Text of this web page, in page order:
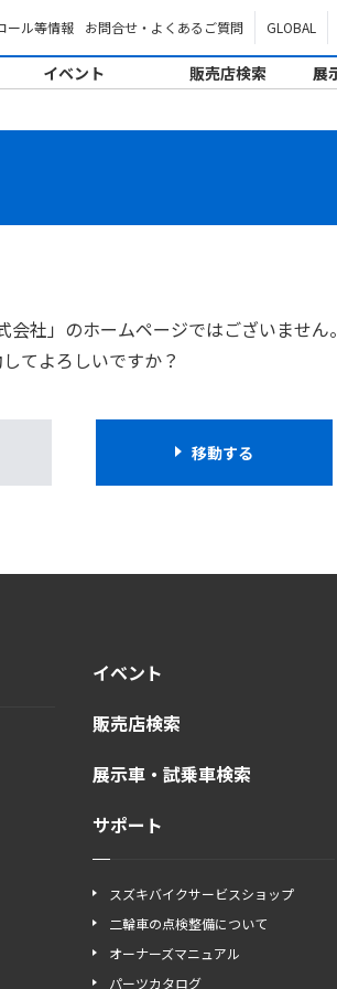
ール等情報 お問合せ・よくあるご質問 GLOBAL
イベント 販売店検索 展
会社」のホームページではございません。
てよろしいですか？
移動する
イベント
販売店検索
展示車・試乗車検索
サポート
スズキバイクサービスショップ
二輪車の点検整備について
オーナーズマニュアル
パーツカタログ